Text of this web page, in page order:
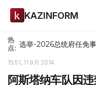
KAZINFORM
热
点: 选举-2026总统府任免
15:51, 11 9月 2014
阿斯塔纳车队因